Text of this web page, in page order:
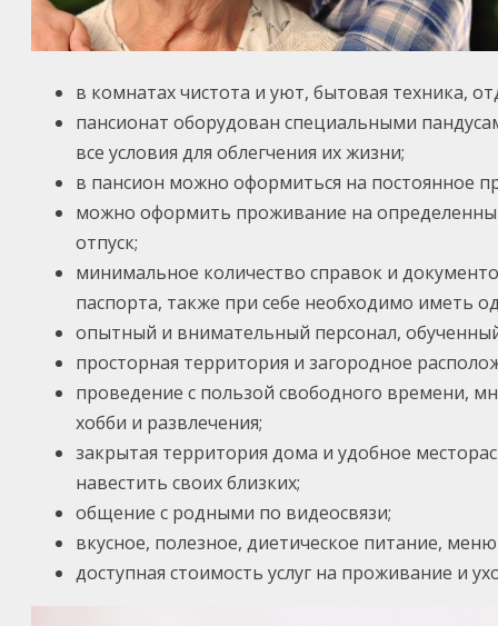
в комнатах чистота и уют, бытовая техника,
пансионат оборудован специальными
все условия для облегчения их жизни;
в пансион можно оформиться на постоянное
можно оформить проживание на
отпуск;
минимальное количество справок и
паспорта, также при себе необходимо иметь
опытный и внимательный персонал,
просторная территория и загородное
проведение с пользой свободного времени,
хобби и развлечения;
закрытая территория дома и удобное
навестить своих близких;
общение с родными по видеосвязи;
вкусное, полезное, диетическое питание,
доступная стоимость услуг на проживание и